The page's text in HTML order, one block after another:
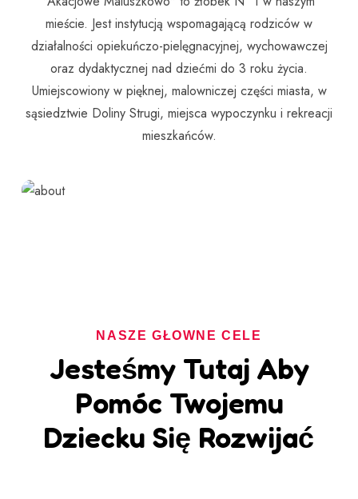
mieście. Jest instytucją wspomagającą rodziców w
działalności opiekuńczo-pielęgnacyjnej, wychowawczej
oraz dydaktycznej nad dziećmi do 3 roku życia.
Umiejscowiony w pięknej, malowniczej części miasta, w
sąsiedztwie Doliny Strugi, miejsca wypoczynku i rekreacji
mieszkańców.
NASZE GŁÓWNE CELE
Jesteśmy Tutaj Aby
Pomóc Twojemu
Dziecku Się Rozwijać